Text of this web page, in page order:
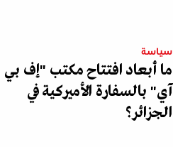
سياسة
ما أبعاد افتتاح مكتب "إف بي
آي" بالسفارة الأميركية في
الجزائر؟